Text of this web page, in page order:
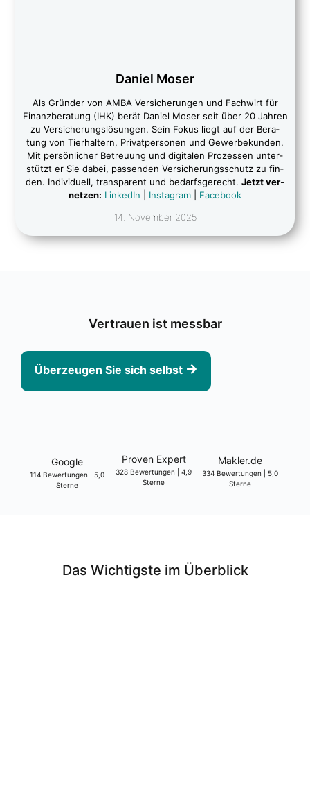
Dani­el Moser
Als Grün­der von AMBA Ver­si­che­run­gen und Fach­wirt für
Finanz­be­ra­tung (IHK) berät Dani­el Moser seit über 20 Jah­ren
zu Ver­si­che­rungs­lö­sun­gen. Sein Fokus liegt auf der Bera­
tung von Tier­hal­tern, Pri­vat­per­so­nen und Gewer­be­kun­den.
Mit per­sön­li­cher Betreu­ung und digi­ta­len Pro­zes­sen unter­
stützt er Sie dabei, pas­sen­den Ver­si­che­rungs­schutz zu fin­
den. Indi­vi­du­ell, trans­pa­rent und bedarfs­ge­recht. Jetzt ver­
net­zen: Lin­ke­dIn Insta­gram
Face­book
14. Novem­ber 2025
Ver­trau­en ist mess­bar
Über­zeu­gen Sie sich selbst
Goog­le
114 Bewer­tun­gen | 5,0
Ster­ne
Pro­ven Expert
328 Bewer­tun­gen | 4,9
Ster­ne
Makler.de
334 Bewer­tun­gen | 5,0
Ster­ne
Das Wich­tigs­te im Über­blick